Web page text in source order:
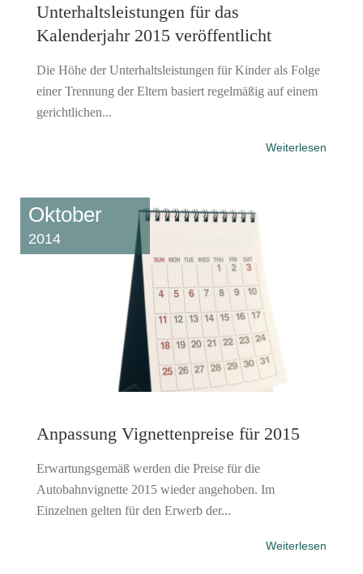
Unterhaltsleistungen für das
Kalenderjahr 2015 veröffentlicht
Die Höhe der Unterhaltsleistungen für Kinder als Folge
einer Trennung der Eltern basiert regelmäßig auf einem
gerichtlichen...
Weiterlesen
Oktober
2014
Anpassung Vignettenpreise für 2015
Erwartungsgemäß werden die Preise für die
Autobahnvignette 2015 wieder angehoben. Im
Einzelnen gelten für den Erwerb der...
Weiterlesen